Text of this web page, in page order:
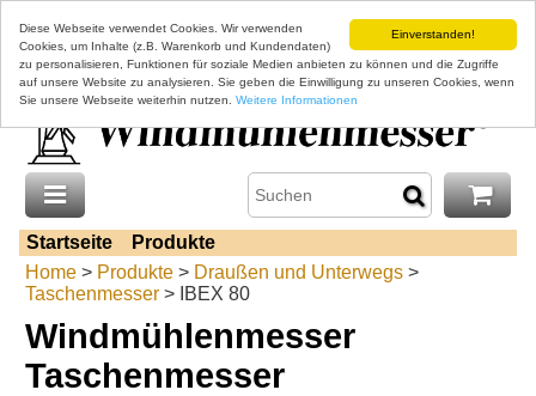
Einverstanden!
Diese Webseite verwendet Cookies. Wir verwenden
Cookies, um Inhalte (z.B. Warenkorb und Kundendaten)
zu personalisieren, Funktionen für soziale Medien anbieten zu können und die Zugriffe
auf unsere Website zu analysieren. Sie geben die Einwilligung zu unseren Cookies, wenn
Sie unsere Webseite weiterhin nutzen. Weitere Informationen
Startseite
Produkte
Home > Produkte > Draußen und Unterwegs >
Taschenmesser > IBEX 80
Windmühlenmesser
Taschenmesser